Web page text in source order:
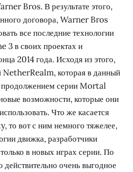
Bros. В результате этого,
договора, Warner Bros
все последние технологии
3 в своих проектах и
2014 года. Исходя из этого,
NetherRealm, которая в данный
продолжением серии Mortal
возможности, которые они
Что же касается
вот с ним немного тяжелее,
движка, разработчики
в новых играх серии. По
очень выгодное